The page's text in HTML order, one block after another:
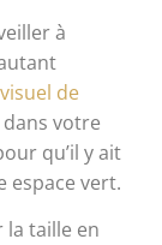
à
de
dans votre
qu’il y ait
espace vert.
la taille en